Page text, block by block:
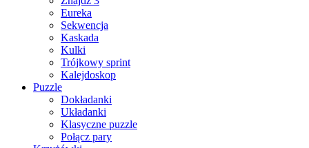
Eureka
Sekwencja
Kaskada
Kulki
Trójkowy sprint
Kalejdoskop
Puzzle
Dokładanki
Układanki
Klasyczne puzzle
Połącz pary